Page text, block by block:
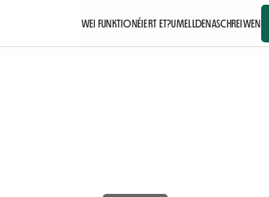
WEI FUNKTIONÉIERT ET?UMELLDENASCHREIWEN